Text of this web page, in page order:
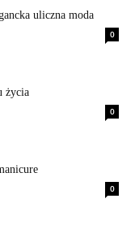
uliczna moda
0
życia
0
0